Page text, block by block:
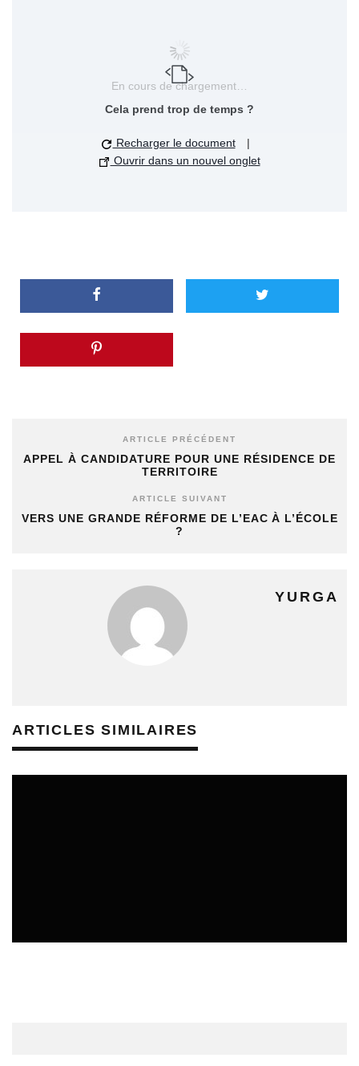
En cours de chargement…
Cela prend trop de temps ?
Recharger le document
|
Ouvrir dans un nouvel onglet
ARTICLE PRÉCÉDENT
APPEL À CANDIDATURE POUR UNE RÉSIDENCE DE
TERRITOIRE
ARTICLE SUIVANT
VERS UNE GRANDE RÉFORME DE L’EAC À L’ÉCOLE
?
YURGA
ARTICLES SIMILAIRES